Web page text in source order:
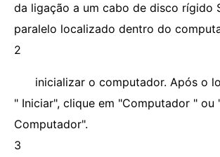
da ligação a um cabo de disco rígido
paralelo localizado dentro do
2
inicializar o computador. Após o
" Iniciar", clique em "Computador " ou
Computador".
3